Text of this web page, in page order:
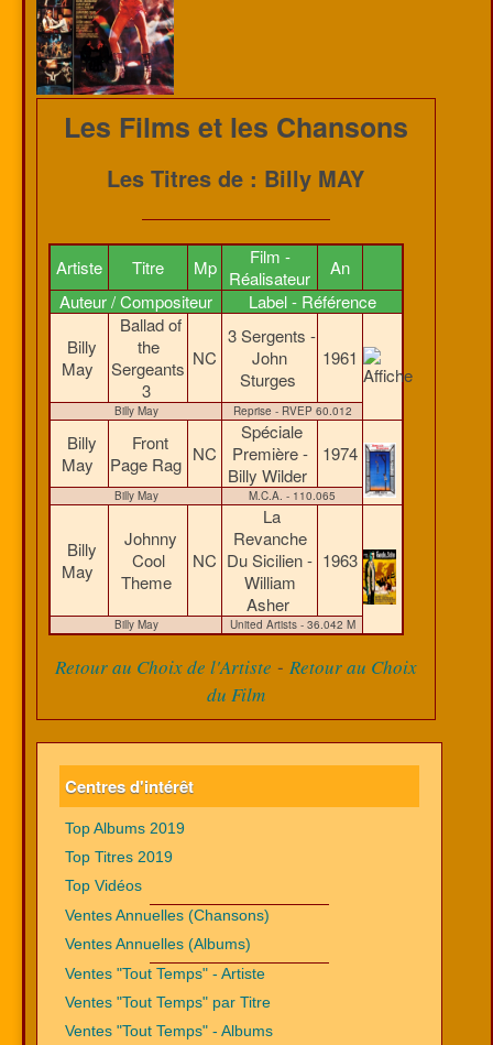
Les Films et les Chansons
Les Titres de : Billy MAY
Artiste Titre Mp
Film -
Réalisateur
An
Auteur / Compositeur
Label - Référence
Billy
May
Ballad of
the
Sergeants
3
NC
3 Sergents -
John
Sturges
1961
Billy May Reprise - RVEP 60.012
Billy
May
Front
Page Rag NC
Spéciale
Première -
Billy Wilder
1974
Billy May M.C.A. - 110.065
Billy
May
Johnny
Cool
Theme
NC
La
Revanche
Du Sicilien -
William
Asher
1963
Billy May United Artists - 36.042 M
Retour au Choix de l'Artiste - Retour au Choix
du Film
Centres d'intérêt
Top Albums 2019
Top Titres 2019
Top Vidéos
Ventes Annuelles (Chansons)
Ventes Annuelles (Albums)
Ventes "Tout Temps" - Artiste
Ventes "Tout Temps" par Titre
Ventes "Tout Temps" - Albums